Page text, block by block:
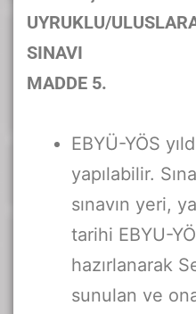
UYRUKLU/
SINAVI
MADDE 5.
EBYÜ-YÖS
yapılabilir.
sınavın yeri,
tarihi EBYU-
hazırlanarak
sunulan ve